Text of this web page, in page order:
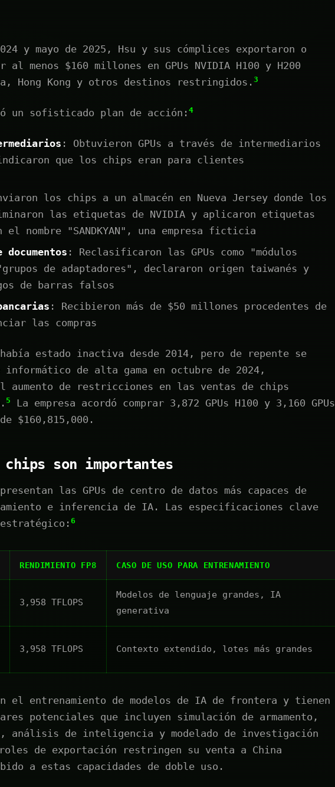
y mayo de 2025, Hsu y sus cómplices exportaron o
menos $160 millones en GPUs NVIDIA H100 y H200
Hong Kong y otros destinos restringidos. 3
un sofisticado plan de acción: 4
: Obtuvieron GPUs a través de intermediarios
que los chips eran para clientes
los chips a un almacén en Nueva Jersey donde los
las etiquetas de NVIDIA y aplicaron etiquetas
nombre "SANDKYAN", una empresa ficticia
: Reclasificaron las GPUs como "módulos
de adaptadores", declararon origen taiwanés y
de barras falsos
: Recibieron más de $50 millones procedentes de
las compras
había estado inactiva desde 2014, pero de repente se
informático de alta gama en octubre de 2024,
aumento de restricciones en las ventas de chips
5
La empresa acordó comprar 3,872 GPUs H100 y 3,160 GPUs
$160,815,000.
chips son importantes
las GPUs de centro de datos más capaces de
e inferencia de IA. Las especificaciones clave
6
RENDIMIENTO FP8 CASO DE USO PARA ENTRENAMIENTO
3,958 TFLOPS
Modelos de lenguaje grandes, IA
generativa
3,958 TFLOPS Contexto extendido, lotes más grandes
el entrenamiento de modelos de IA de frontera y tienen
potenciales que incluyen simulación de armamento,
análisis de inteligencia y modelado de investigación
de exportación restringen su venta a China
a estas capacidades de doble uso.